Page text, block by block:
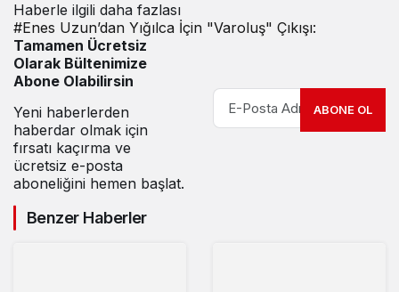
Haberle ilgili daha fazlası
#Enes Uzun’dan Yığılca İçin "Varoluş" Çıkışı:
Tamamen Ücretsiz
Olarak Bültenimize
Abone Olabilirsin
Yeni haberlerden
haberdar olmak için
fırsatı kaçırma ve
ücretsiz e-posta
aboneliğini hemen başlat.
ABONE OL
Benzer Haberler